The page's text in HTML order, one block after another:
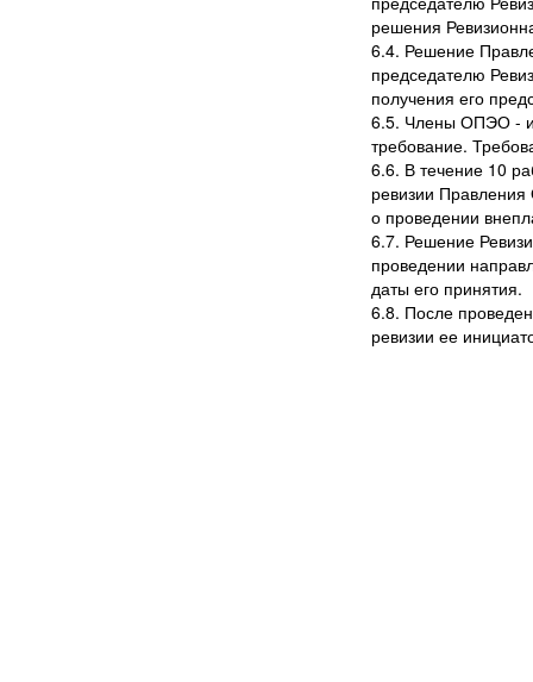
решения
6.4. Решение
председателю
получения его
6.5. Члены ОПЭО -
требование.
6.6. В течение 10
ревизии
о проведении
6.7. Решение
проведении
даты его принятия.
6.8. После
ревизии ее